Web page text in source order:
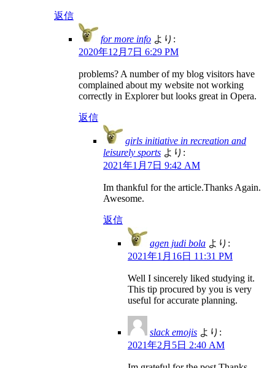
返信
for more info より:
2020年12月7日 6:29 PM
problems? A number of my blog visitors have
complained about my website not working
correctly in Explorer but looks great in Opera.
返信
girls initiative in recreation and
leisurely sports より:
2021年1月7日 9:42 AM
Im thankful for the article.Thanks Again.
Awesome.
返信
agen judi bola より:
2021年1月16日 11:31 PM
Well I sincerely liked studying it.
This tip procured by you is very
useful for accurate planning.
slack emojis より:
2021年2月5日 2:40 AM